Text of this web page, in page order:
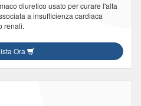
diuretico usato per curare l'alta
a insufficienza cardiaca
renali.
Ora